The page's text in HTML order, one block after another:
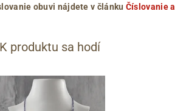
obuvi nájdete v článku Číslovanie a
K produktu sa hodí